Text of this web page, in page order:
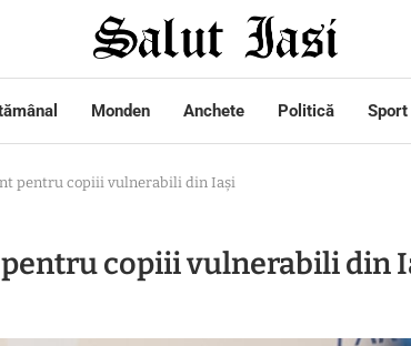
Monden Anchete Politică Sport
pentru copiii vulnerabili din Iași
copiii vulnerabili din